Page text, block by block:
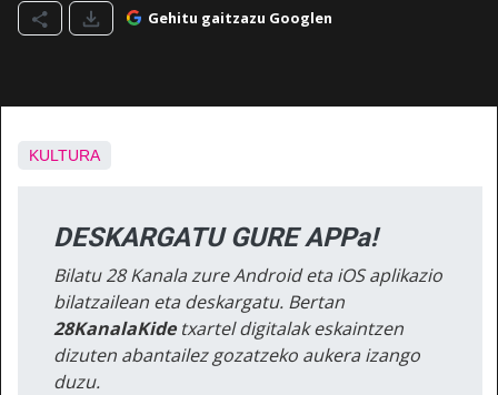
Gehitu gaitzazu Googlen
KULTURA
DESKARGATU GURE APPa!
Bilatu 28 Kanala zure Android eta iOS aplikazio
bilatzailean eta deskargatu. Bertan
28KanalaKidetxartel digitalak eskaintzen
dizuten abantailez gozatzeko aukera izango
duzu.